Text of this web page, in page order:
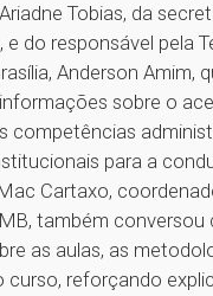
Tobias, da
e do responsável pela
Anderson Amim,
sobre o
competências
para a
Cartaxo,
também conversou
as aulas, as
curso, reforçando